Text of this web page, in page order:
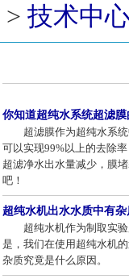
> 技术中
你知道超纯水系统超滤
超滤膜作为超纯水系统
可以实现99%以上的去除
超滤净水出水量减少，膜
吧！
超纯水机出水水质中有
超纯水机作为制取实验
是，我们在使用超纯水机
杂质究竟是什么原因。